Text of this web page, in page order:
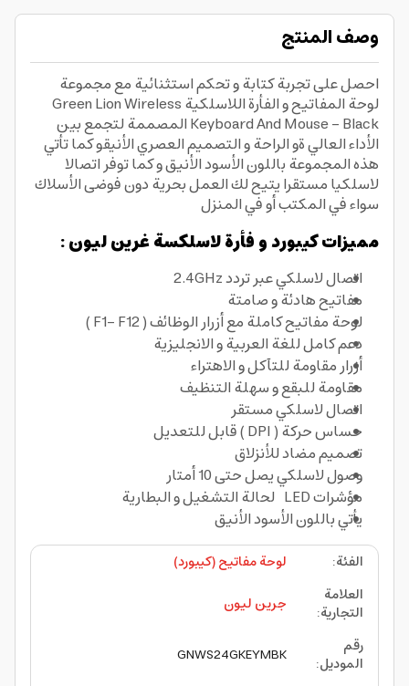
وصف المنتج
احصل على تجربة كتابة و تحكم استثنائية مع مجموعة
لوحة المفاتيح و الفأرة اللاسلكية Green Lion Wireless
Keyboard And Mouse - Black المصممة لتجمع بين
الأداء العالي ةو الراحة و التصميم العصري الأنيقو كما تأتي
هذه المجموعة باللون الأسود الأنيق و كما توفر اتصالا
لاسلكيا مستقرا يتيح لك العمل بحرية دون فوضى الأسلاك
سواء في المكتب أو في المنزل
مميزات كيبورد و فأرة لاسلكسة غرين ليون :
اتصال لاسلكي عبر تردد 2.4GHz
مفاتيح هادئة و صامتة
لوحة مفاتيح كاملة مع أزرار الوظائف ( F1- F12 )
دعم كامل للغة العربية و الانجليزية
أزرار مقاومة للتآكل و الاهتراء
مقاومة للبقع و سهلة التنظيف
اتصال لاسلكي مستقر
حساس حركة ( DPI ) قابل للتعديل
تصميم مضاد للأنزلاق
وصول لاسلكي يصل حتى 10 أمتار
مؤشرات LED لحالة التشغيل و البطارية
يأتي باللون الأسود الأنيق
الفئة:
لوحة مفاتيح (كيبورد)
العلامة
التجارية:
جرين ليون
رقم
الموديل:
GNWS24GKEYMBK